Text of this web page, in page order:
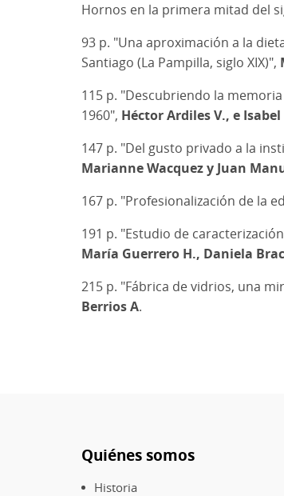
Hornos en la primera mitad del
93 p. "Una aproximación a la
Santiago (La Pampilla, siglo XIX)",
115 p. "Descubriendo la
1960", Héctor Ardiles V., e Isabel
147 p. "Del gusto privado a la
Marianne Wacquez y Juan
167 p. "Profesionalización de la
191 p. "Estudio de
María Guerrero H., Daniela
215 p. "Fábrica de vidrios, una
Berrios A.
Quiénes somos
Historia